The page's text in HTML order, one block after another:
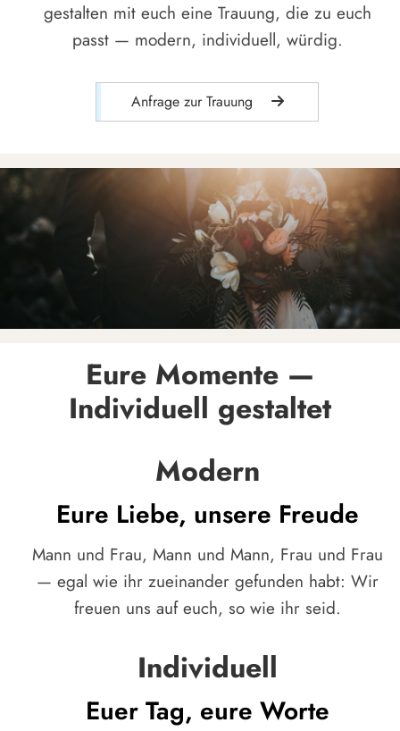
gestalten mit euch eine Trauung, die zu euch
passt — modern, individuell, würdig.
Anfrage zur Trauung
Eure Momente —
Individuell gestaltet
Modern
Eure Liebe, unsere Freude
Mann und Frau, Mann und Mann, Frau und Frau
— egal wie ihr zueinander gefunden habt: Wir
freuen uns auf euch, so wie ihr seid.
Individuell
Euer Tag, eure Worte